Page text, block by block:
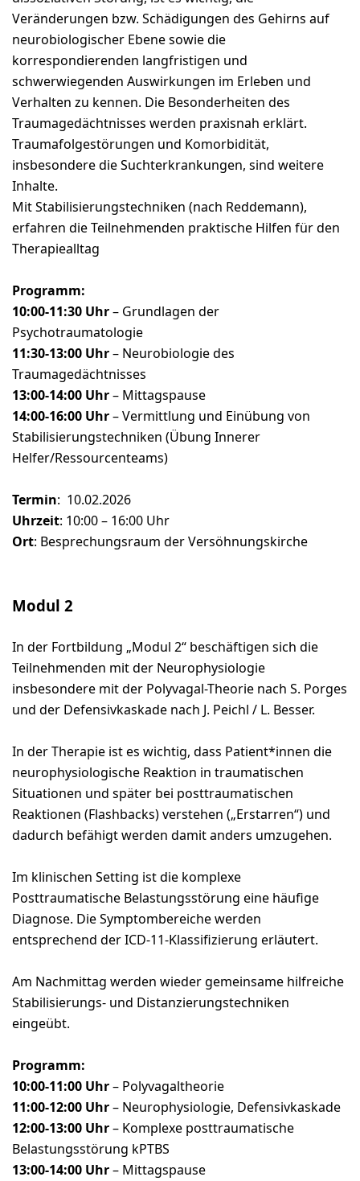
Veränderungen bzw. Schädigungen des Gehirns auf
neurobiologischer Ebene sowie die
korrespondierenden langfristigen und
schwerwiegenden Auswirkungen im Erleben und
Verhalten zu kennen. Die Besonderheiten des
Traumagedächtnisses werden praxisnah erklärt.
Traumafolgestörungen und Komorbidität,
insbesondere die Suchterkrankungen, sind weitere
Inhalte.
Mit Stabilisierungstechniken (nach Reddemann),
erfahren die Teilnehmenden praktische Hilfen für den
Therapiealltag
Programm:
10:00-11:30 Uhr– Grundlagen der
Psychotraumatologie
11:30-13:00 Uhr– Neurobiologie des
Traumagedächtnisses
13:00-14:00 Uhr– Mittagspause
14:00-16:00 Uhr– Vermittlung und Einübung von
Stabilisierungstechniken (Übung Innerer
Helfer/Ressourcenteams)
Termin: 10.02.2026
Uhrzeit: 10:00 – 16:00 Uhr
Ort: Besprechungsraum der Versöhnungskirche
Modul 2
In der Fortbildung „Modul 2“ beschäftigen sich die
Teilnehmenden mit der Neurophysiologie
insbesondere mit der Polyvagal-Theorie nach S. Porges
und der Defensivkaskade nach J. Peichl / L. Besser.
In der Therapie ist es wichtig, dass Patient*innen die
neurophysiologische Reaktion in traumatischen
Situationen und später bei posttraumatischen
Reaktionen (Flashbacks) verstehen („Erstarren“) und
dadurch befähigt werden damit anders umzugehen.
Im klinischen Setting ist die komplexe
Posttraumatische Belastungsstörung eine häufige
Diagnose. Die Symptombereiche werden
entsprechend der ICD-11-Klassifizierung erläutert.
Am Nachmittag werden wieder gemeinsame hilfreiche
Stabilisierungs- und Distanzierungstechniken
eingeübt.
Programm:
10:00-11:00 Uhr– Polyvagaltheorie
11:00-12:00 Uhr– Neurophysiologie, Defensivkaskade
12:00-13:00 Uhr– Komplexe posttraumatische
Belastungsstörung kPTBS
13:00-14:00 Uhr– Mittagspause